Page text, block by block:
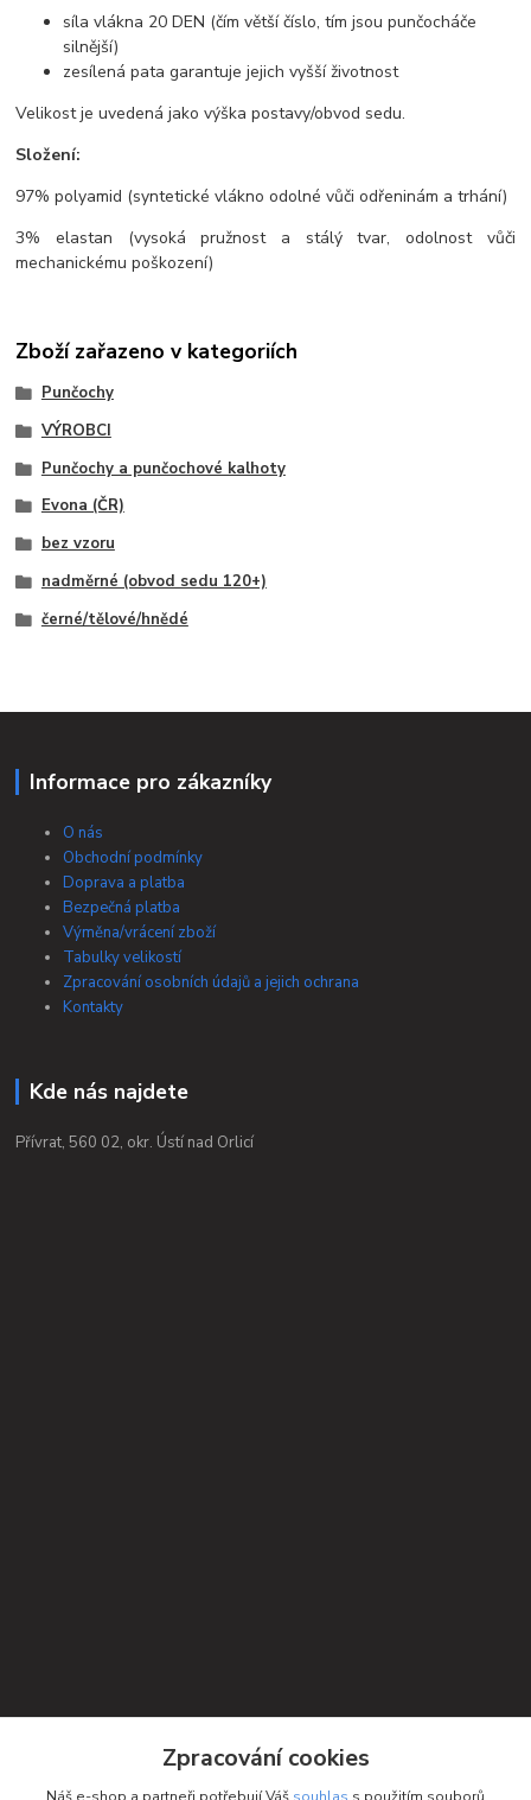
síla vlákna 20 DEN (čím větší číslo, tím jsou punčocháče
silnější)
zesílená pata garantuje jejich vyšší životnost
Velikost je uvedená jako výška postavy/obvod sedu.
Složení:
97% polyamid (syntetické vlákno odolné vůči odřeninám a trhání)
3% elastan (vysoká pružnost a stálý tvar, odolnost vůči
mechanickému poškození)
Zboží zařazeno v kategoriích
Punčochy
VÝROBCI
Punčochy a punčochové kalhoty
Evona (ČR)
bez vzoru
nadměrné (obvod sedu 120+)
černé/tělové/hnědé
Informace pro zákazníky
O nás
Obchodní podmínky
Doprava a platba
Bezpečná platba
Výměna/vrácení zboží
Tabulky velikostí
Zpracování osobních údajů a jejich ochrana
Kontakty
Kde nás najdete
Přívrat, 560 02, okr. Ústí nad Orlicí
Zpracování cookies